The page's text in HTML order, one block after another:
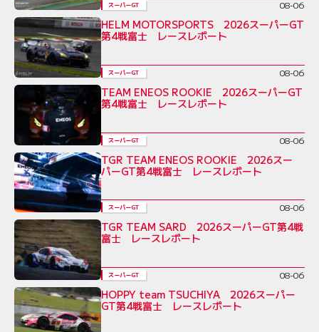
スーパーGT 08-06
HELM MOTORSPORTS 2026スーパーGT
第4戦富士 レースレポート
スーパーGT 08-06
TEAM ENEOS ROOKIE 2026スーパーGT
第4戦富士 レースレポート
スーパーGT 08-06
TGR TEAM ENEOS ROOKIE 2026スー
パーGT第4戦富士 レースレポート
スーパーGT 08-06
TGR TEAM SARD 2026スーパーGT第4戦
富士 レースレポート
スーパーGT 08-06
HOPPY team TSUCHIYA 2026スーパー
GT第4戦富士 レースレポート